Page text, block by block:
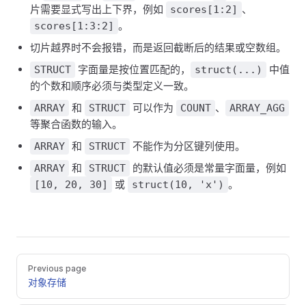
片需要显式写出上下界，例如
scores[1:2] 、
scores[1:3:2] 。
切片越界时不会报错，而是返回截断后的结果或空数组。
STRUCT 字面量是按位置匹配的， struct(...)
中值
的个数和顺序必须与类型定义一致。
ARRAY 和 STRUCT 可以作为 COUNT 、 ARRAY_AGG
等聚合函数的输入。
ARRAY 和 STRUCT 不能作为分区键列使用。
ARRAY 和 STRUCT 的默认值必须是常量字面量，例如
[10, 20, 30] 或 struct(10, 'x') 。
Previous page
对象存储